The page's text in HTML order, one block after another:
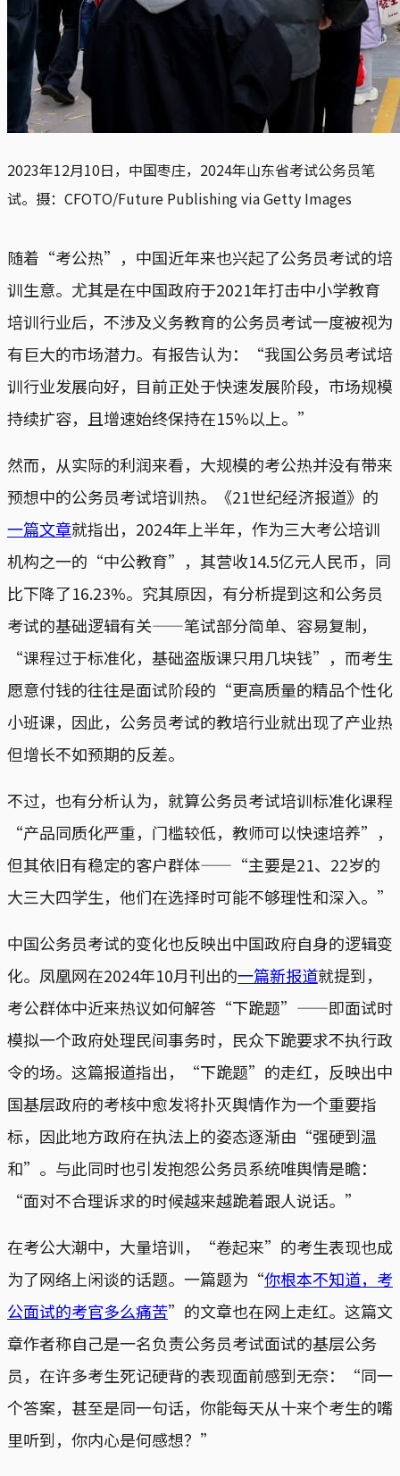
2023年12月10日，中国枣庄，2024年山东省考试公务员笔
试。摄：CFOTO/Future Publishing via Getty Images
随着“考公热”，中国近年来也兴起了公务员考试的培
训生意。尤其是在中国政府于2021年打击中小学教育
培训行业后，不涉及义务教育的公务员考试一度被视为
有巨大的市场潜力。有报告认为：“我国公务员考试培
训行业发展向好，目前正处于快速发展阶段，市场规模
持续扩容，且增速始终保持在15%以上。”
然而，从实际的利润来看，大规模的考公热并没有带来
预想中的公务员考试培训热。《21世纪经济报道》的
一篇文章就指出，2024年上半年，作为三大考公培训
机构之一的“中公教育”，其营收14.5亿元人民币，同
比下降了16.23%。究其原因，有分析提到这和公务员
考试的基础逻辑有关——笔试部分简单、容易复制，
“课程过于标准化，基础盗版课只用几块钱”，而考生
愿意付钱的往往是面试阶段的“更高质量的精品个性化
小班课，因此，公务员考试的教培行业就出现了产业热
但增长不如预期的反差。
不过，也有分析认为，就算公务员考试培训标准化课程
“产品同质化严重，门槛较低，教师可以快速培养”，
但其依旧有稳定的客户群体——“主要是21、22岁的
大三大四学生，他们在选择时可能不够理性和深入。”
中国公务员考试的变化也反映出中国政府自身的逻辑变
化。凤凰网在2024年10月刊出的一篇新报道就提到，
考公群体中近来热议如何解答“下跪题”——即面试时
模拟一个政府处理民间事务时，民众下跪要求不执行政
令的场。这篇报道指出，“下跪题”的走红，反映出中
国基层政府的考核中愈发将扑灭舆情作为一个重要指
标，因此地方政府在执法上的姿态逐渐由“强硬到温
和”。与此同时也引发抱怨公务员系统唯舆情是瞻：
“面对不合理诉求的时候越来越跪着跟人说话。”
在考公大潮中，大量培训，“卷起来”的考生表现也成
为了网络上闲谈的话题。一篇题为“你根本不知道，考
公面试的考官多么痛苦”的文章也在网上走红。这篇文
章作者称自己是一名负责公务员考试面试的基层公务
员，在许多考生死记硬背的表现面前感到无奈：“同一
个答案，甚至是同一句话，你能每天从十来个考生的嘴
里听到，你内心是何感想？”